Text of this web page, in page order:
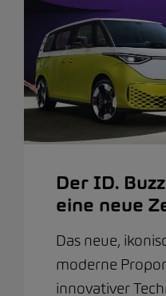
Der ID.
eine neue
Das neue,
moderne
innovativer